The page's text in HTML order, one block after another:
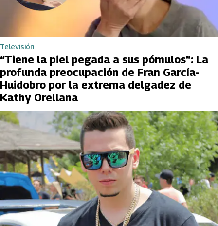
Televisión
“Tiene la piel pegada a sus pómulos”: La
profunda preocupación de Fran García-
Huidobro por la extrema delgadez de
Kathy Orellana